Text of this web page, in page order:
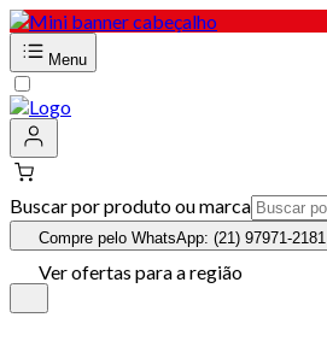
Menu
Buscar por produto ou marca
Compre pelo WhatsApp: (21) 97971-2181
Ver ofertas para a região